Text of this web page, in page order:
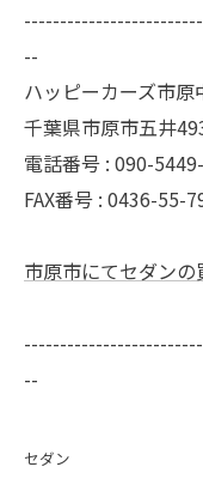
--
ハッピーカーズ市原
千葉県市原市五井
電話番号 : 090-
FAX番号 : 0436-55-
市原市にてセダンの
--
セダン